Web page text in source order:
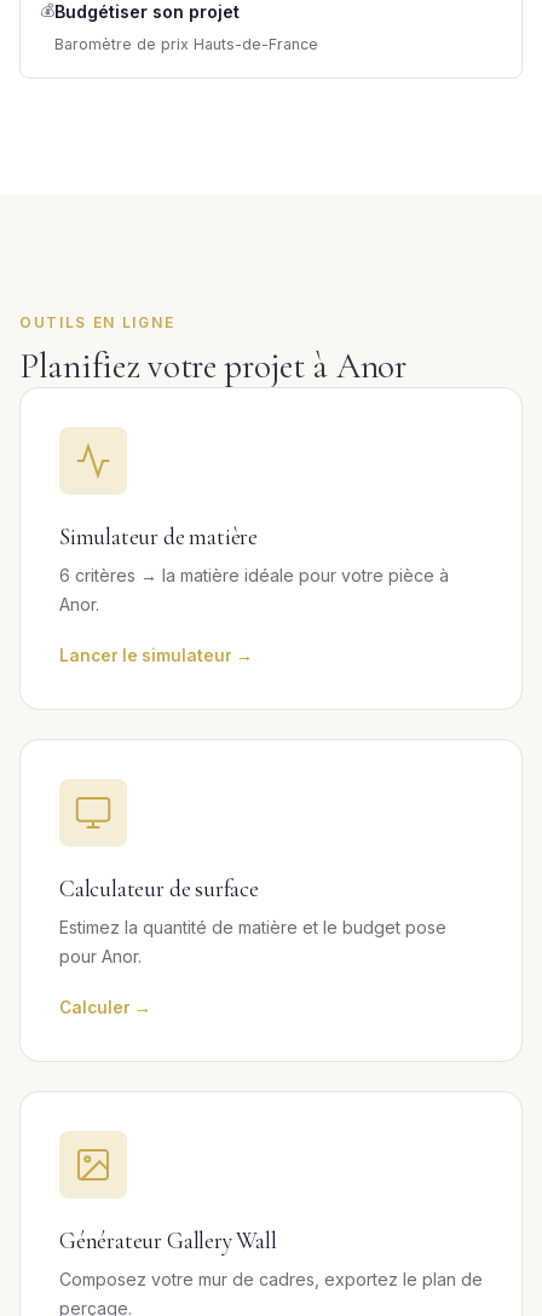
💰Budgétiser son projet
Baromètre de prix Hauts-de-France
OUTILS EN LIGNE
Planifiez votre projet à Anor
Simulateur de matière
6 critères → la matière idéale pour votre pièce à
Anor.
Lancer le simulateur →
Calculateur de surface
Estimez la quantité de matière et le budget pose
pour Anor.
Calculer →
Générateur Gallery Wall
Composez votre mur de cadres, exportez le plan de
perçage.